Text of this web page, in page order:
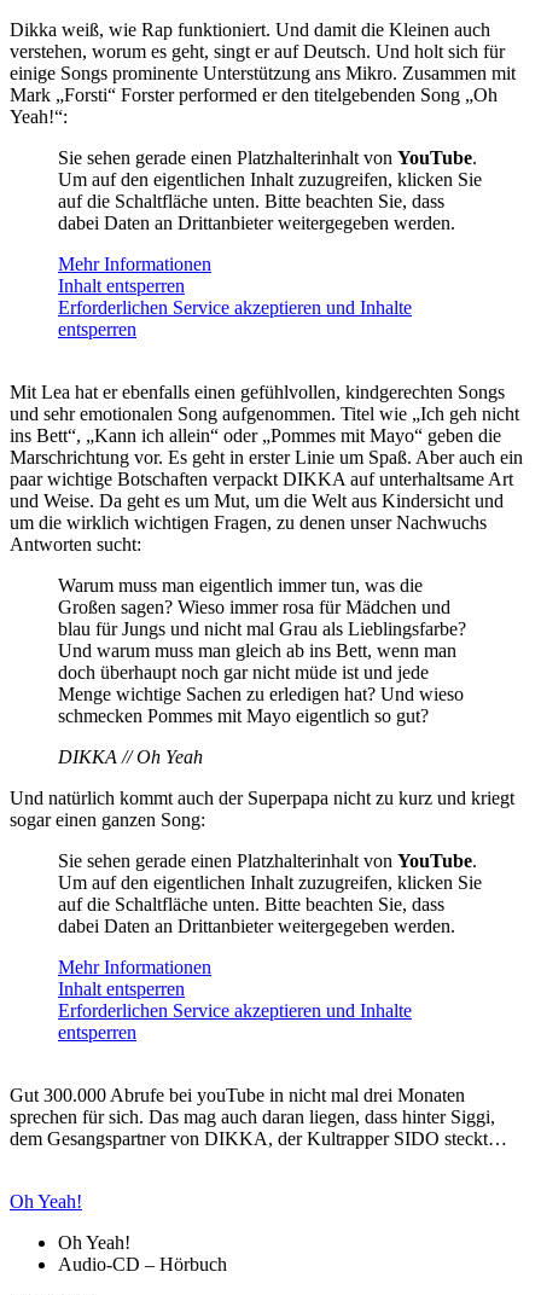
Dikka weiß, wie Rap funktioniert. Und damit die Kleinen auch
verstehen, worum es geht, singt er auf Deutsch. Und holt sich für
einige Songs prominente Unterstützung ans Mikro. Zusammen mit
Mark „Forsti“ Forster performed er den titelgebenden Song „Oh
Yeah!“:
Sie sehen gerade einen Platzhalterinhalt von YouTube.
Um auf den eigentlichen Inhalt zuzugreifen, klicken Sie
auf die Schaltfläche unten. Bitte beachten Sie, dass
dabei Daten an Drittanbieter weitergegeben werden.
Mehr Informationen
Inhalt entsperren
Erforderlichen Service akzeptieren und Inhalte
entsperren
Mit Lea hat er ebenfalls einen gefühlvollen, kindgerechten Songs
und sehr emotionalen Song aufgenommen. Titel wie „Ich geh nicht
ins Bett“, „Kann ich allein“ oder „Pommes mit Mayo“ geben die
Marschrichtung vor. Es geht in erster Linie um Spaß. Aber auch ein
paar wichtige Botschaften verpackt DIKKA auf unterhaltsame Art
und Weise. Da geht es um Mut, um die Welt aus Kindersicht und
um die wirklich wichtigen Fragen, zu denen unser Nachwuchs
Antworten sucht:
Warum muss man eigentlich immer tun, was die
Großen sagen? Wieso immer rosa für Mädchen und
blau für Jungs und nicht mal Grau als Lieblingsfarbe?
Und warum muss man gleich ab ins Bett, wenn man
doch überhaupt noch gar nicht müde ist und jede
Menge wichtige Sachen zu erledigen hat? Und wieso
schmecken Pommes mit Mayo eigentlich so gut?
DIKKA // Oh Yeah
Und natürlich kommt auch der Superpapa nicht zu kurz und kriegt
sogar einen ganzen Song:
Sie sehen gerade einen Platzhalterinhalt von YouTube.
Um auf den eigentlichen Inhalt zuzugreifen, klicken Sie
auf die Schaltfläche unten. Bitte beachten Sie, dass
dabei Daten an Drittanbieter weitergegeben werden.
Mehr Informationen
Inhalt entsperren
Erforderlichen Service akzeptieren und Inhalte
entsperren
Gut 300.000 Abrufe bei youTube in nicht mal drei Monaten
sprechen für sich. Das mag auch daran liegen, dass hinter Siggi,
dem Gesangspartner von DIKKA, der Kultrapper SIDO steckt…
Oh Yeah!
Oh Yeah!
Audio-CD – Hörbuch